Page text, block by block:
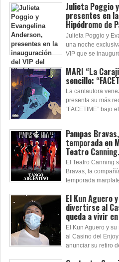
Julieta Poggio
presentes en
Hipódromo de
Julieta Poggio y
una noche
VIP que se
MARI “La
sencillo:
La cantautora
presenta su más
“FACETIME” bajo
Pampas
temporada en
Teatro Canning.
El Teatro Canning
Bravas, la
temporada
El Kun Aguero
divertirse al
queda a vivir
El Kun Aguero y
al Casino del
anunciar su retiro